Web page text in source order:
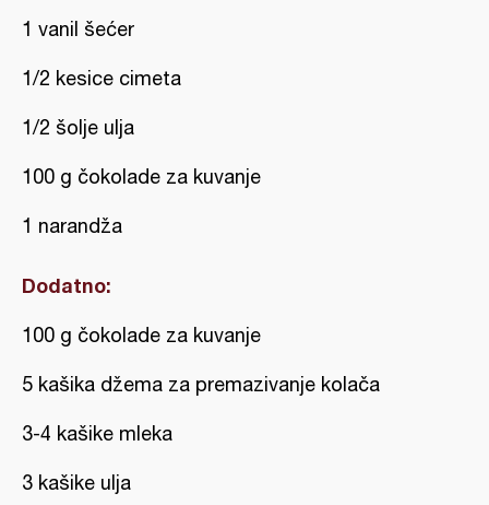
1 vanil šećer
1/2 kesice cimeta
1/2 šolje ulja
100 g čokolade za kuvanje
1 narandža
Dodatno:
100 g čokolade za kuvanje
5 kašika džema za premazivanje kolača
3-4 kašike mleka
3 kašike ulja